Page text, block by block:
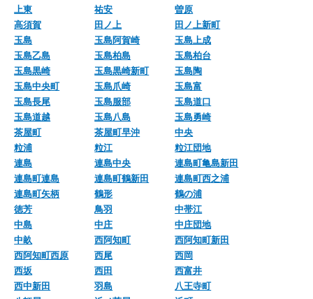
上東
祐安
曽原
高須賀
田ノ上
田ノ上新町
玉島
玉島阿賀崎
玉島上成
玉島乙島
玉島柏島
玉島柏台
玉島黒崎
玉島黒崎新町
玉島陶
玉島中央町
玉島爪崎
玉島富
玉島長尾
玉島服部
玉島道口
玉島道越
玉島八島
玉島勇崎
茶屋町
茶屋町早沖
中央
粒浦
粒江
粒江団地
連島
連島中央
連島町亀島新田
連島町連島
連島町鶴新田
連島町西之浦
連島町矢柄
鶴形
鶴の浦
徳芳
鳥羽
中帯江
中島
中庄
中庄団地
中畝
西阿知町
西阿知町新田
西阿知町西原
西尾
西岡
西坂
西田
西富井
西中新田
羽島
八王寺町